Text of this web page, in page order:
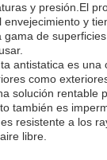
y presión.El
y
gama de
antistatica es una
como
solución rentable
también es
resistente a los
libre.